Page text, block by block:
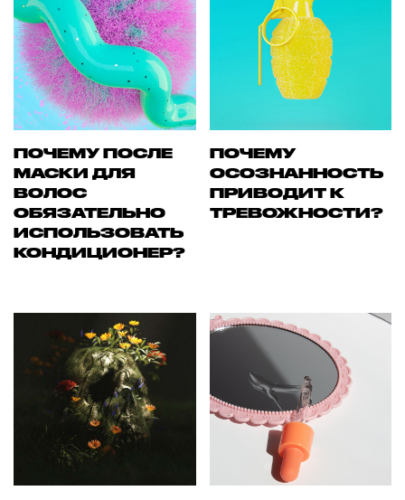
ПОЧЕМУ ПОСЛЕ
МАСКИ ДЛЯ
ВОЛОС
ОБЯЗАТЕЛЬНО
ИСПОЛЬЗОВАТЬ
КОНДИЦИОНЕР?
ПОЧЕМУ
ОСОЗНАННОСТЬ
ПРИВОДИТ К
ТРЕВОЖНОСТИ?